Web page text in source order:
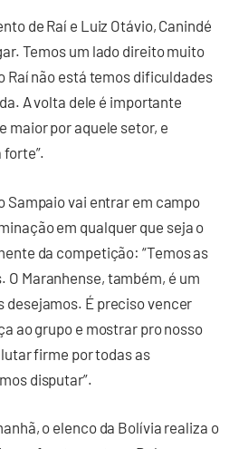
de Raí e Luiz Otávio, Canindé
Temos um lado direito muito
Raí não está temos dificuldades
A volta dele é importante
maior por aquele setor, e
Sampaio vai entrar em campo
em qualquer que seja o
da competição: “Temos as
O Maranhense, também, é um
desejamos. É preciso vencer
ao grupo e mostrar pro nosso
firme por todas as
disputar”.
o elenco da Bolívia realiza o